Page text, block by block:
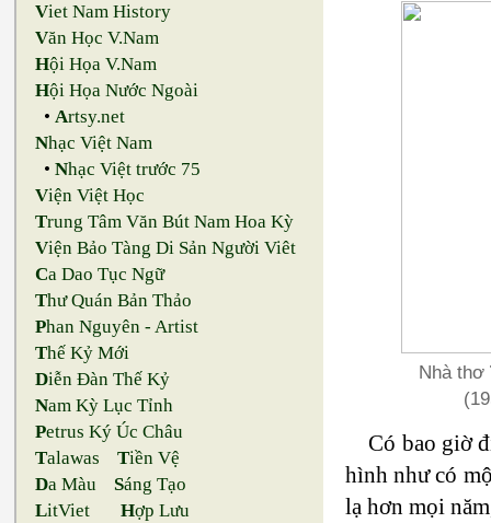
Viet Nam History
Văn Học V.Nam
Hội Họa V.Nam
Hội Họa Nước Ngoài
•Artsy.net
Nhạc Việt Nam
•Nhạc Việt trước 75
Viện Việt Học
Trung Tâm Văn Bút Nam Hoa Kỳ
Viện Bảo Tàng Di Sản Người Viêt
Ca Dao Tục Ngữ
Thư Quán Bản Thảo
Phan Nguyên - Artist
Thế Kỷ Mới
Diễn Đàn Thế Kỷ
Nam Kỳ Lục Tỉnh
Petrus Ký Úc Châu
Talawas Tiền Vệ
Da Màu Sáng Tạo
LitViet Hợp Lưu
Nhà thơ
Có bao giờ
hình như có
lạ hơn mọi